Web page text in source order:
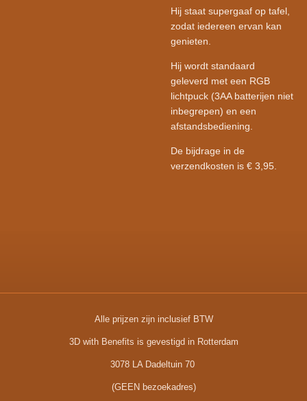
Hij staat supergaaf op tafel,
zodat iedereen ervan kan
genieten.
Hij wordt standaard
geleverd met een RGB
lichtpuck (3AA batterijen niet
inbegrepen) en een
afstandsbediening.
De bijdrage in de
verzendkosten is € 3,95.
Alle prijzen zijn inclusief BTW
3D with Benefits is gevestigd in Rotterdam
3078 LA Dadeltuin 70
(GEEN bezoekadres)